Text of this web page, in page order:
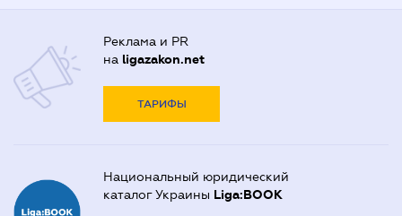
Реклама и PR
на ligazakon.net
ТАРИФЫ
Национальный юридический
каталог Украины Liga:BOOK